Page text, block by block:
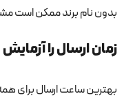
بدون نام برند ممکن است
زمان ارسال را
بهترین ساعت ارسال برای